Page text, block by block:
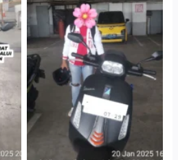
Cityplaza Jatinegara
Gedung Parkir P6A